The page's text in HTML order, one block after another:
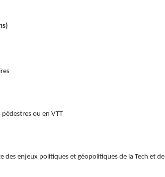
ou en VTT
des enjeux politiques et géopolitiques de la Tech et de